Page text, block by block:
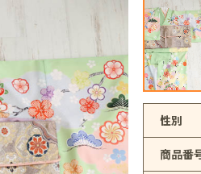
性別
商品番